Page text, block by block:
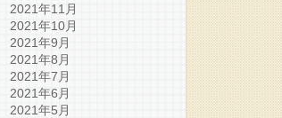
2021年11月
2021年10月
2021年9月
2021年8月
2021年7月
2021年6月
2021年5月